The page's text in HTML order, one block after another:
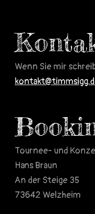
Wenn Sie mir
Tournee- und
Hans Braun
An der Steige 35
73642 Welzheim